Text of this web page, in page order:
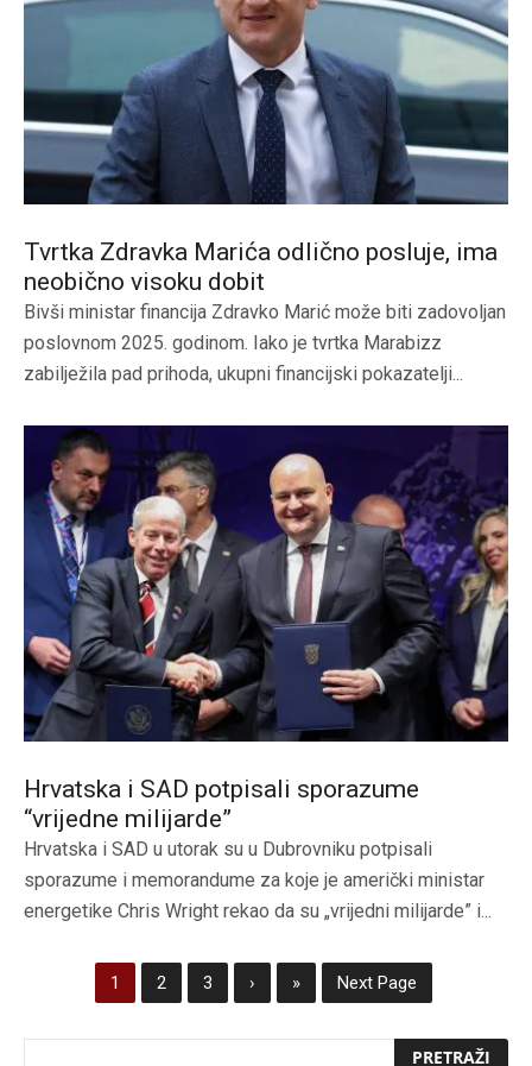
Tvrtka Zdravka Marića odlično posluje, ima
neobično visoku dobit
Bivši ministar financija Zdravko Marić može biti zadovoljan
poslovnom 2025. godinom. Iako je tvrtka Marabizz
zabilježila pad prihoda, ukupni financijski pokazatelji...
Hrvatska i SAD potpisali sporazume
“vrijedne milijarde”
Hrvatska i SAD u utorak su u Dubrovniku potpisali
sporazume i memorandume za koje je američki ministar
energetike Chris Wright rekao da su „vrijedni milijarde” i...
1 2 3 › » Next Page